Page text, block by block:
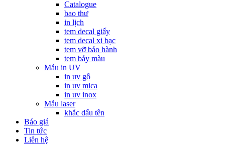
Catalogue
bao thư
in lịch
tem decal giấy
tem decal xi bạc
tem vỡ bảo hành
tem bảy màu
Mẫu in UV
in uv gỗ
in uv mica
in uv inox
Mẫu laser
khắc dấu tên
Báo giá
Tin tức
Liên hệ